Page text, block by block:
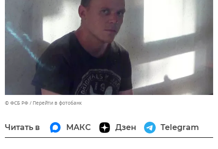
© ФСБ РФ Перейти в фотобанк
Читать в МАКС Дзен Telegram